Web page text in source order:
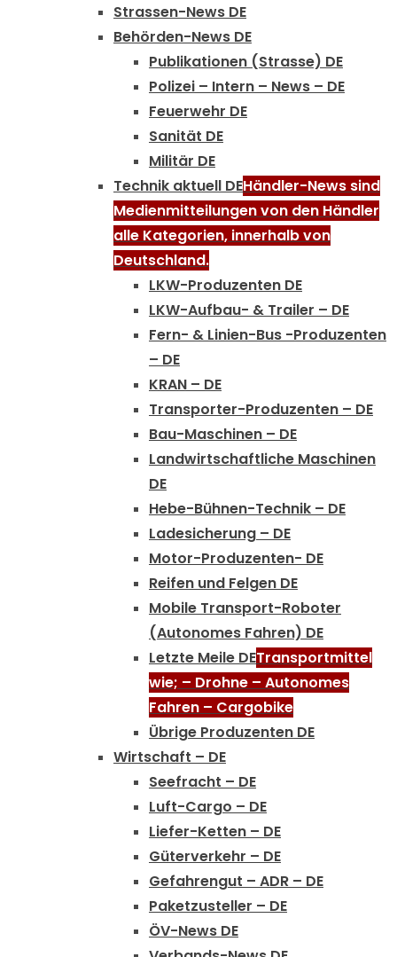
Strassen-News DE
Behörden-News DE
Publikationen (Strasse) DE
Polizei – Intern – News – DE
Feuerwehr DE
Sanität DE
Militär DE
Technik aktuell DEHändler-News sind
Medienmitteilungen von den Händler
alle Kategorien, innerhalb von
Deutschland.
LKW-Produzenten DE
LKW-Aufbau- & Trailer – DE
Fern- & Linien-Bus -Produzenten
– DE
KRAN – DE
Transporter-Produzenten – DE
Bau-Maschinen – DE
Landwirtschaftliche Maschinen
DE
Hebe-Bühnen-Technik – DE
Ladesicherung – DE
Motor-Produzenten- DE
Reifen und Felgen DE
Mobile Transport-Roboter
(Autonomes Fahren) DE
Letzte Meile DETransportmittel
wie; – Drohne – Autonomes
Fahren – Cargobike
Übrige Produzenten DE
Wirtschaft – DE
Seefracht – DE
Luft-Cargo – DE
Liefer-Ketten – DE
Güterverkehr – DE
Gefahrengut – ADR – DE
Paketzusteller – DE
ÖV-News DE